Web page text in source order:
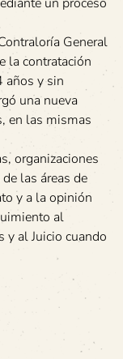
General
la contratación
años y sin
una nueva
en las mismas
organizaciones
las áreas de
y a la opinión
al
y al Juicio cuando